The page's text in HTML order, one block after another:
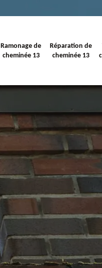
Ramonage de
cheminée 13
Réparation de
cheminée 13